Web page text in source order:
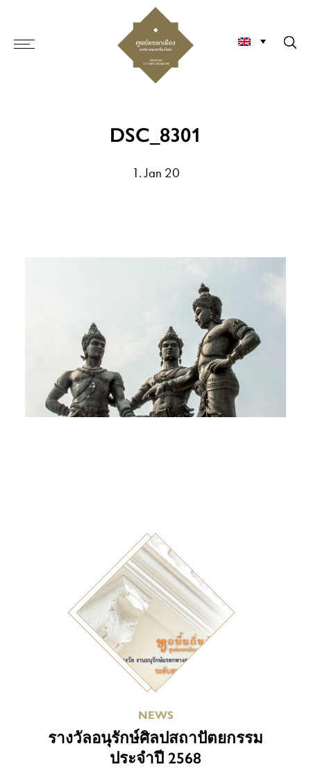
DSC_8301
1. Jan 20
NEWS
รางวัลอนุรักษ์ศิลปสถาปัตยกรรม
ประจำปี 2568